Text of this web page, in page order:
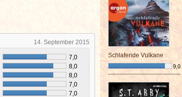
14. September 2015
7,0
8,0
8,0
7,0
7,0
Schlafende Vulkane
9,0
¯¯¯¯¯¯¯¯¯¯¯¯¯¯¯¯¯¯¯¯¯¯¯¯